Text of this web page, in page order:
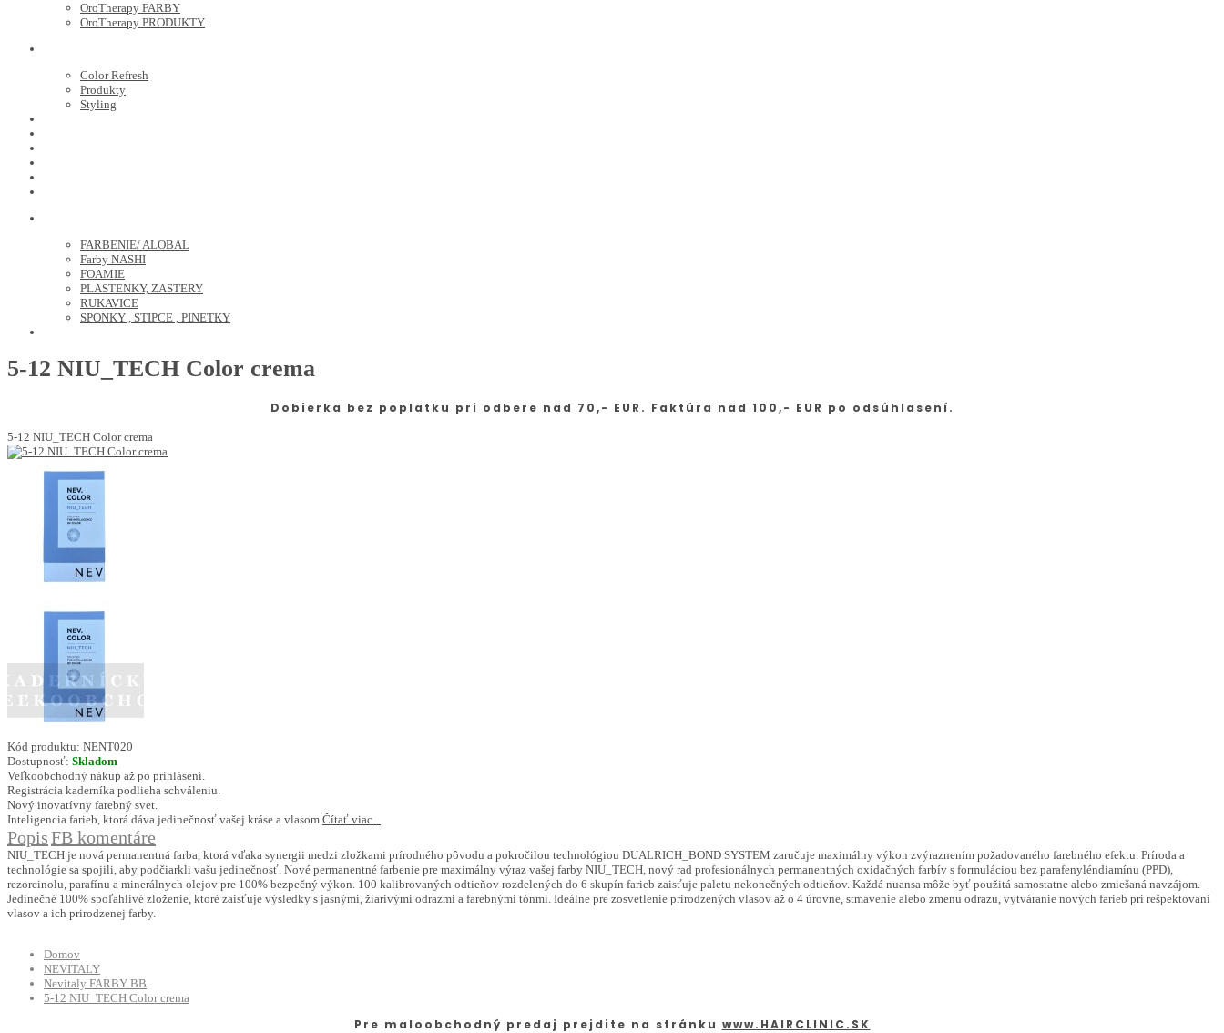
OroTherapy FARBY
OroTherapy PRODUKTY
Color Refresh
Produkty
Styling
FARBENIE/ ALOBAL
Farby NASHI
FOAMIE
PLASTENKY, ZASTERY
RUKAVICE
SPONKY , STIPCE , PINETKY
5-12 NIU_TECH Color crema
Dobierka bez poplatku pri odbere nad 70,- EUR. Faktúra nad 100,- EUR po odsúhlasení.
5-12 NIU_TECH Color crema
Kód produktu: NENT020
Dostupnosť: Skladom
Veľkoobchodný nákup až po prihlásení.
Registrácia kaderníka podlieha schváleniu.
Nový inovatívny farebný svet.
Inteligencia farieb, ktorá dáva jedinečnosť vašej kráse a vlasom Čítať viac...
PopisFB komentáre
NIU_TECH je nová permanentná farba, ktorá vďaka synergii medzi zložkami prírodného pôvodu a pokročilou technológiou DUALRICH_BOND SYSTEM zaručuje maximálny výkon zvýraznením požadovaného farebného efektu. Príroda a
technológie sa spojili, aby podčiarkli vašu jedinečnosť. Nové permanentné farbenie pre maximálny výraz vašej farby NIU_TECH, nový rad profesionálnych permanentných oxidačných farbív s formuláciou bez parafenyléndiamínu (PPD),
rezorcinolu, parafínu a minerálnych olejov pre 100% bezpečný výkon. 100 kalibrovaných odtieňov rozdelených do 6 skupín farieb zaisťuje paletu nekonečných odtieňov. Každá nuansa môže byť použitá samostatne alebo zmiešaná navzájom.
Jedinečné 100% spoľahlivé zloženie, ktoré zaisťuje výsledky s jasnými, žiarivými odrazmi a farebnými tónmi. Ideálne pre zosvetlenie prirodzených vlasov až o 4 úrovne, stmavenie alebo zmenu odrazu, vytváranie nových farieb pri rešpektovaní
vlasov a ich prirodzenej farby.
Domov
NEVITALY
Nevitaly FARBY BB
5-12 NIU_TECH Color crema
Pre maloobchodný predaj prejdite na stránku www.HAIRCLINIC.SK